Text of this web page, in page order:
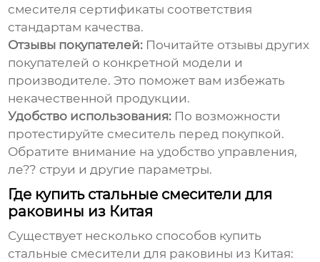
смесителя сертификаты соответствия
стандартам качества.
Отзывы покупателей: Почитайте отзывы других
покупателей о конкретной модели и
производителе. Это поможет вам избежать
некачественной продукции.
Удобство использования: По возможности
протестируйте смеситель перед покупкой.
Обратите внимание на удобство управления,
ле?? струи и другие параметры.
Где купить стальные смесители для
раковины из Китая
Существует несколько способов купить
стальные смесители для раковины из Китая: